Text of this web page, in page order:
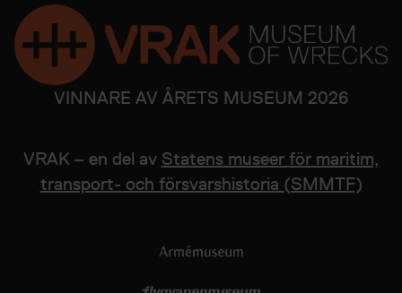
VINNARE AV ÅRETS MUSEUM 2026
VRAK – en del av Statens museer för maritim,
transport- och försvarshistoria (SMMTF)